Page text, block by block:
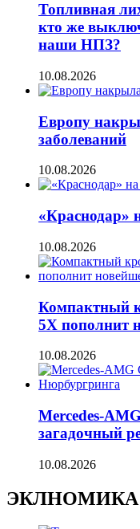
Топливная
кто же
наши НПЗ?
10.08.2026
Европу
заболеваний
10.08.2026
«Краснодар»
10.08.2026
Компактный
5X пополнит
10.08.2026
Mercedes-
загадочный
10.08.2026
ЭКЛНОМИКА